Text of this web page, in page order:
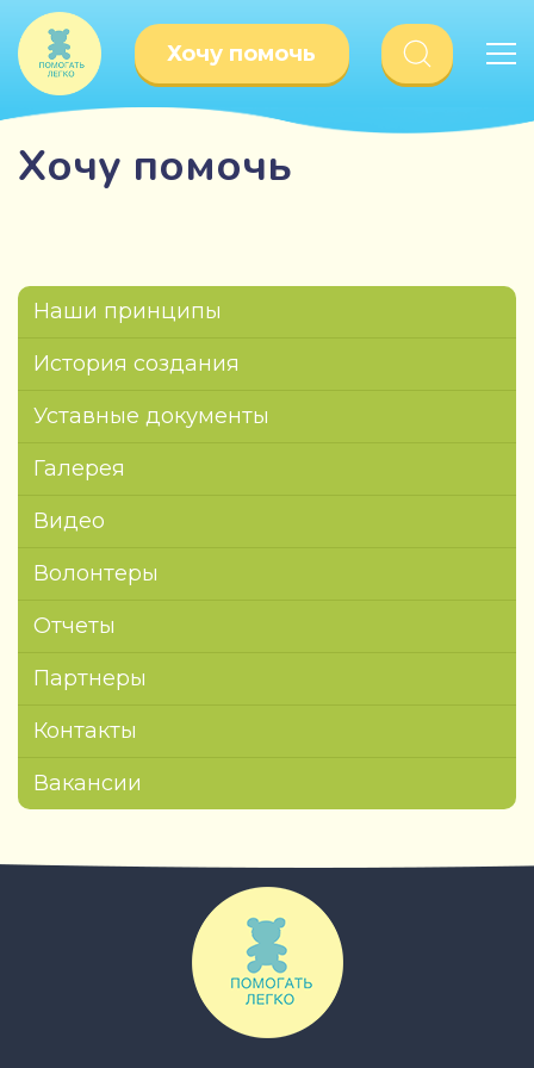
Хочу помочь
Хочу помочь
Наши принципы
История создания
Уставные документы
Галерея
Видео
Волонтеры
Отчеты
Партнеры
Контакты
Вакансии